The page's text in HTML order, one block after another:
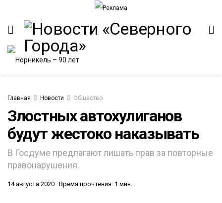
Главная Новости Общество
Злостных автохулиганов
будут жестоко наказывать
В Госдуме предлагают лишать прав за повторные
правонарушения.
14 августа 2020 Время прочтения: 1 мин.